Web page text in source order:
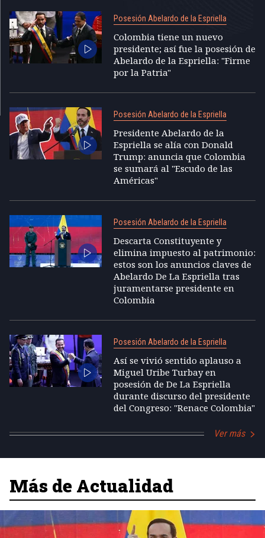
Posesión Abelardo de la Espriella
Colombia tiene un nuevo
presidente; así fue la posesión de
Abelardo de la Espriella: "Firme
por la Patria"
Posesión Abelardo de la Espriella
Presidente Abelardo de la
Espriella se alía con Donald
Trump: anuncia que Colombia
se sumará al "Escudo de las
Américas"
Posesión Abelardo de la Espriella
Descarta Constituyente y
elimina impuesto al patrimonio:
estos son los anuncios claves de
Abelardo De La Espriella tras
juramentarse presidente en
Colombia
Posesión Abelardo de la Espriella
Así se vivió sentido aplauso a
Miguel Uribe Turbay en
posesión de De La Espriella
durante discurso del presidente
del Congreso: "Renace Colombia"
Ver más
Más de Actualidad